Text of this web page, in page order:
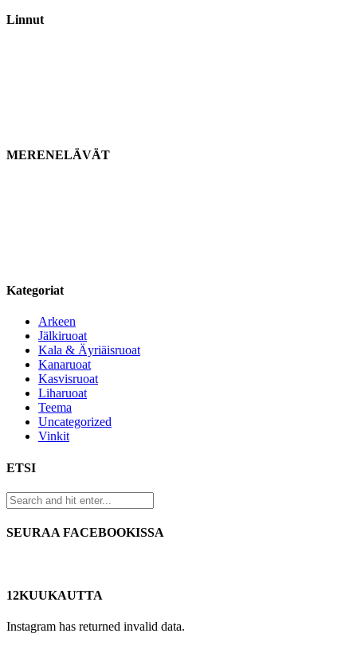
Linnut
MERENELÄVÄT
Kategoriat
Arkeen
Jälkiruoat
Kala & Äyriäisruoat
Kanaruoat
Kasvisruoat
Liharuoat
Teema
Uncategorized
Vinkit
ETSI
SEURAA FACEBOOKISSA
12KUUKAUTTA
Instagram has returned invalid data.